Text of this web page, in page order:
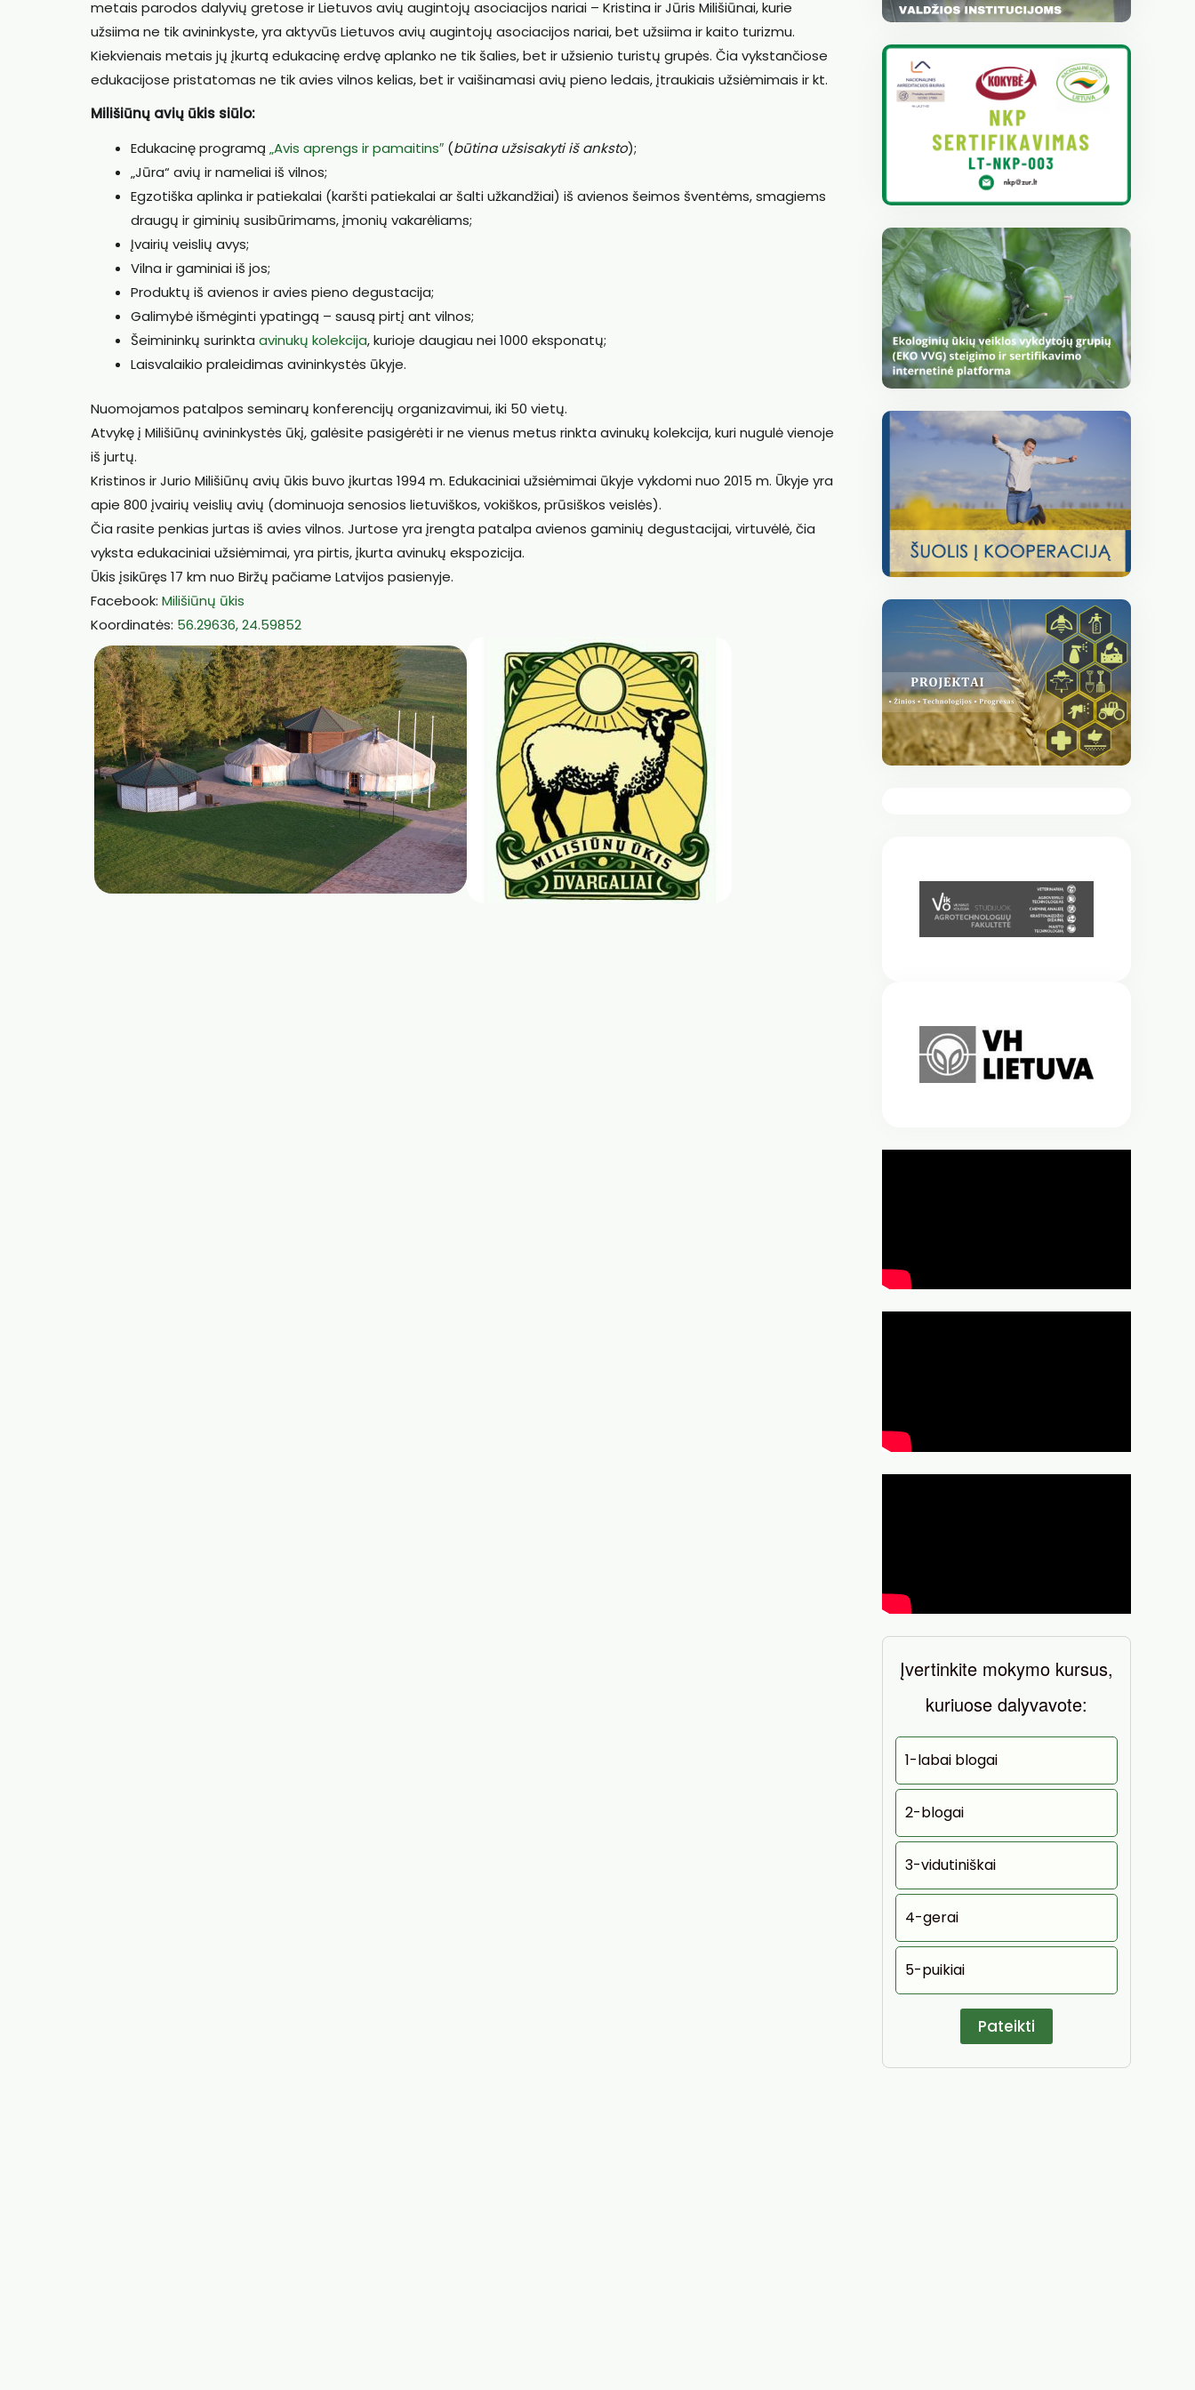
metais parodos dalyvių gretose ir Lietuvos avių augintojų asociacijos nariai – Kristina ir Jūris Milišiūnai, kurie
užsiima ne tik avininkyste, yra aktyvūs Lietuvos avių augintojų asociacijos nariai, bet užsiima ir kaito turizmu.
Kiekvienais metais jų įkurtą edukacinę erdvę aplanko ne tik šalies, bet ir užsienio turistų grupės. Čia vykstančiose
edukacijose pristatomas ne tik avies vilnos kelias, bet ir vaišinamasi avių pieno ledais, įtraukiais užsiėmimais ir kt.
Milišiūnų avių ūkis siūlo:
Edukacinę programą „Avis aprengs ir pamaitins″ (būtina užsisakyti iš anksto);
„Jūra“ avių ir nameliai iš vilnos;
Egzotiška aplinka ir patiekalai (karšti patiekalai ar šalti užkandžiai) iš avienos šeimos šventėms, smagiems
draugų ir giminių susibūrimams, įmonių vakarėliams;
Įvairių veislių avys;
Vilna ir gaminiai iš jos;
Produktų iš avienos ir avies pieno degustacija;
Galimybė išmėginti ypatingą – sausą pirtį ant vilnos;
Šeimininkų surinkta avinukų kolekcija, kurioje daugiau nei 1000 eksponatų;
Laisvalaikio praleidimas avininkystės ūkyje.
Nuomojamos patalpos seminarų konferencijų organizavimui, iki 50 vietų.
Atvykę į Milišiūnų avininkystės ūkį, galėsite pasigėrėti ir ne vienus metus rinkta avinukų kolekcija, kuri nugulė vienoje
iš jurtų.
Kristinos ir Jurio Milišiūnų avių ūkis buvo įkurtas 1994 m. Edukaciniai užsiėmimai ūkyje vykdomi nuo 2015 m. Ūkyje yra
apie 800 įvairių veislių avių (dominuoja senosios lietuviškos, vokiškos, prūsiškos veislės).
Čia rasite penkias jurtas iš avies vilnos. Jurtose yra įrengta patalpa avienos gaminių degustacijai, virtuvėlė, čia
vyksta edukaciniai užsiėmimai, yra pirtis, įkurta avinukų ekspozicija.
Ūkis įsikūręs 17 km nuo Biržų pačiame Latvijos pasienyje.
Facebook: Milišiūnų ūkis
Koordinatės: 56.29636, 24.59852
Įvertinkite mokymo kursus,
kuriuose dalyvavote:
1-labai blogai
2-blogai
3-vidutiniškai
4-gerai
5-puikiai